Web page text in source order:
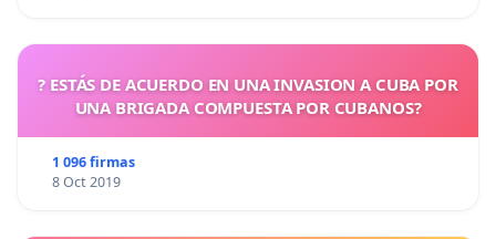
? ESTÁS DE ACUERDO EN UNA INVASION A CUBA POR
UNA BRIGADA COMPUESTA POR CUBANOS?
1 096 firmas
8 Oct 2019